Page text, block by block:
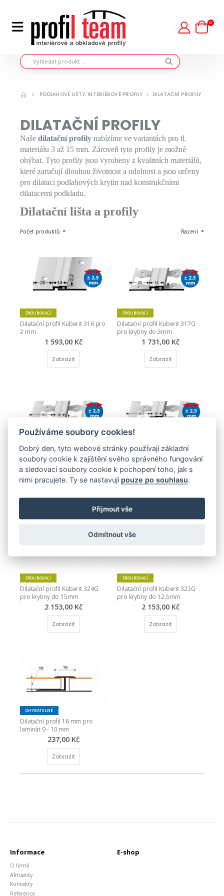
0
PODLAHOVÉ LIŠTY, INTERIÉROVÉ PROFILY DILATAČNÍ PROFILY
DILATAČNÍ PROFILY
Naše dilatační profily nabízíme ve variantách pro tl.
materiálu 3 až 15 mm. Zároveň tyto profily je možné
ohýbat. Tyto profily jsou vyrobeny z kvalitních materiálů,
které zaručují dlouhou životnost a odolnost a jsou určeny
pro dilataci podlahových krytin nad konstrukčními
dilatacemi podkladu.
Dilatační lišta a profily
Počet produktů Řazení
ŠROUBOVACÍ
Dilatační profil Küberit 316 pro
2 mm
1 593,00 Kč
Zobrazit
ŠROUBOVACÍ
Dilatační profil Küberit 317G
pro krytiny do 3mm
1 731,00 Kč
Zobrazit
ŠROUBOVACÍ
Dilatační profil Küberit 318G
pro krytiny do 4,5mm
1 940,00 Kč
ŠROUBOVACÍ
Dilatační profil Küberit 319G
pro krytiny do 6mm
2 058,00 Kč
ŠROUBOVACÍ
Dilatační profil Küberit 324G
pro krytiny do 15mm
2 153,00 Kč
Zobrazit
ŠROUBOVACÍ
Dilatační profil Küberit 323G
pro krytiny do 12,5mm
2 153,00 Kč
Zobrazit
OHYBATELNÉ
Dilatační profil 16 mm pro
laminát 9 - 10 mm
237,00 Kč
Zobrazit
Informace
O firmě
Aktuality
Kontakty
Reference
E-shop
Používáme soubory cookies!
Dobrý den, tyto webové stránky používají základní
soubory cookie k zajištění svého správného fungování
a sledovací soubory cookie k pochopení toho, jak s
nimi pracujete. Ty se nastavují pouze po souhlasu.
Přijmout vše
Odmítnout vše